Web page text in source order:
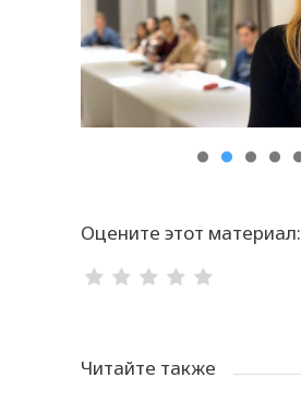
Оцените этот материал:
Читайте также